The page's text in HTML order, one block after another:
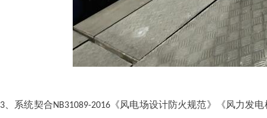
3 、系统契合NB31089-2016《风电场设计防火规范》《风力发